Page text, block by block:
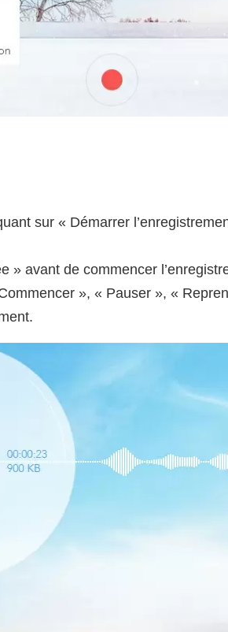
sur « Démarrer
» avant de commencer
», « Pauser », «